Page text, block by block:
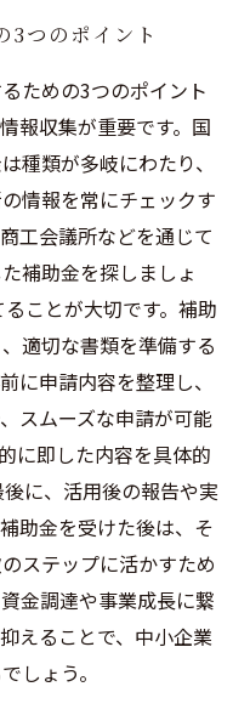
3つのポイント
ための3つのポイント
報収集が重要です。国
種類が多岐にわたり、
情報を常にチェックす
工会議所などを通じて
補助金を探しましょ
ことが大切です。補助
適切な書類を準備する
に申請内容を整理し、
スムーズな申請が可能
に即した内容を具体的
に、活用後の報告や実
助金を受けた後は、そ
ステップに活かすため
金調達や事業成長に繋
えることで、中小企業
しょう。